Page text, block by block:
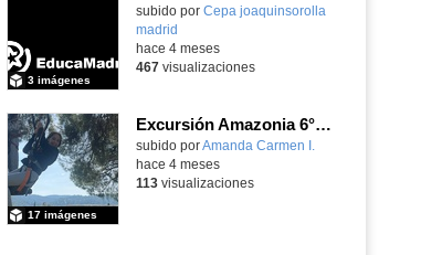
subido por Cepa joaquinsorolla
madrid
3 imágenes
hace 4 meses
467visualizaciones
Excursión Amazonia 6°primaria
subido porAmanda Carmen I.
17 imágenes
hace 4 meses
113visualizaciones